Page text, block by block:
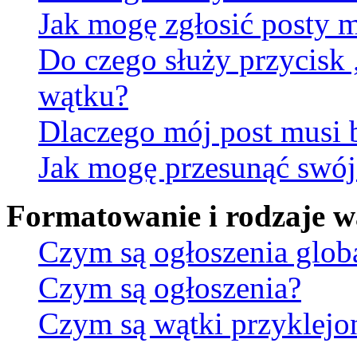
Jak mogę zgłosić posty
Do czego służy
wątku?
Dlaczego mój post musi
Jak mogę przesunąć
Formatowanie i rodzaje
Czym są ogłoszenia
Czym są ogłoszenia?
Czym są wątki